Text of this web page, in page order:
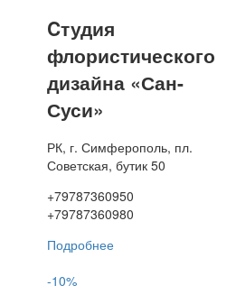
Cтудия
флористического
дизайна «Сан-
Суси»
РК, г. Симферополь, пл.
Советская, бутик 50
+79787360950
+79787360980
Подробнее
-10%